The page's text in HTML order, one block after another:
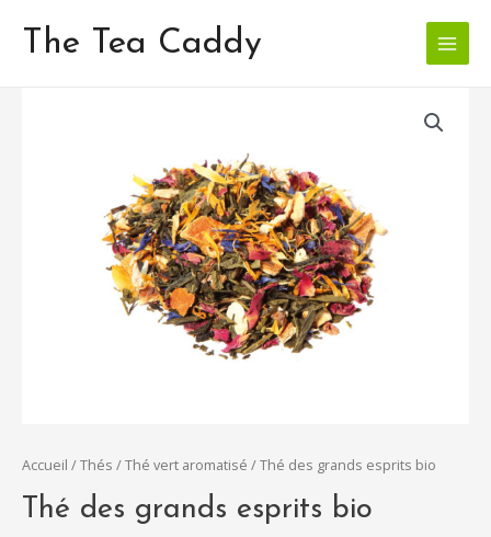
contenuThe Tea Caddy
Main
Menu
Accueil /Thés /Thé vert aromatisé / Thé des grands esprits bio
Thé des grands esprits bio